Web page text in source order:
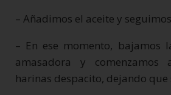
– Añadimos el aceite y
– En ese momento, bajamos
amasadora y
harinas despacito, dejando que